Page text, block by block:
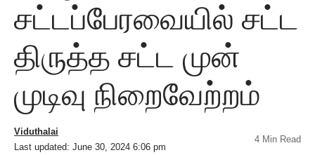
சட்டப்பேரவையில் சட்ட
திருத்த சட்ட முன்
முடிவு நிறைவேற்றம்
Last updated: June 30, 2024 6:06 pm
Viduthalai
4 Min Read